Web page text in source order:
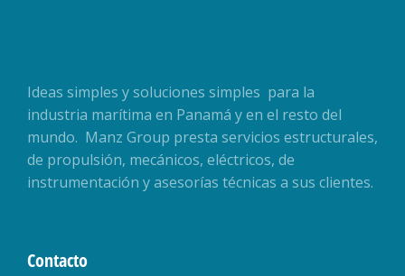
Ideas simples y soluciones simples para la
industria marítima en Panamá y en el resto del
mundo. Manz Group presta servicios estructurales,
de propulsión, mecánicos, eléctricos, de
instrumentación y asesorías técnicas a sus clientes.
Contacto